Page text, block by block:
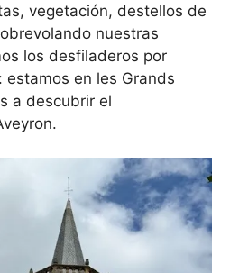
vegetación, destellos de
nuestras
los desfiladeros por
estamos en les Grands
a descubrir el